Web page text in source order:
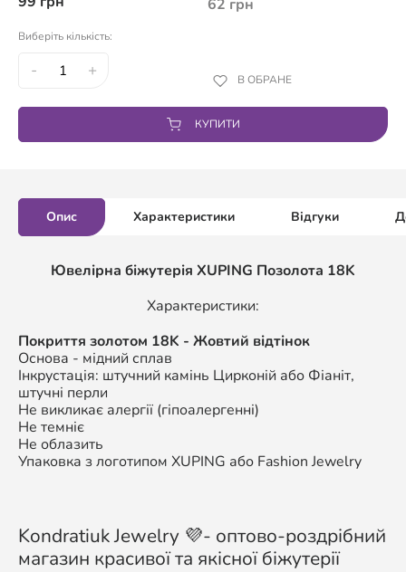
62 грн
Виберіть кількість:
- + В ОБРАНЕ
КУПИТИ
Опис Характеристики Відгуки
Ювелірна біжутерія XUPING Позолота 18K
Характеристики:
Покриття золотом 18K - Жовтий відтінок
Основа - мідний сплав
Інкрустація: штучний камінь Цирконій або Фіаніт,
штучні перли
Не викликає алергії (гіпоалергенні)
Не темніє
Не облазить
Упаковка з логотипом XUPING або Fashion Jewelry
Kondratiuk Jewelry 💜- оптово-роздрібний
магазин красивої та якісної біжутерії